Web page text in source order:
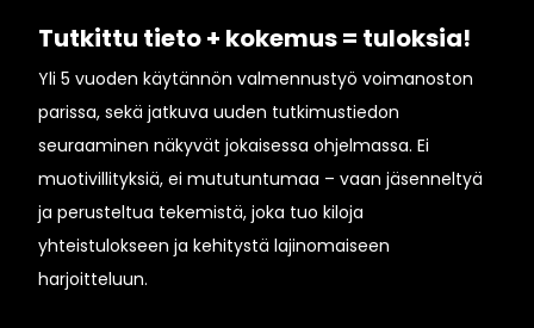
Tutkittu tieto + kokemus = tuloksia!
Yli 5 vuoden käytännön valmennustyö voimanoston
parissa, sekä jatkuva uuden tutkimustiedon
seuraaminen näkyvät jokaisessa ohjelmassa. Ei
muotivillityksiä, ei mututuntumaa – vaan jäsenneltyä
ja perusteltua tekemistä, joka tuo kiloja
yhteistulokseen ja kehitystä lajinomaiseen
harjoitteluun.